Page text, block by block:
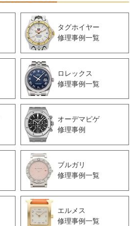
タグホイヤー
修理事例一覧
ロレックス
修理事例一覧
オーデマピゲ
修理事例
ブルガリ
修理事例一覧
エルメス
修理事例一覧